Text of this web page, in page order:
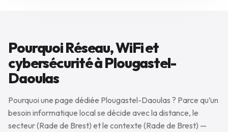
Pourquoi Réseau, WiFi et
cybersécurité à Plougastel-
Daoulas
Pourquoi une page dédiée Plougastel-Daoulas ? Parce qu’un
besoin informatique local se décide avec la distance, le
secteur (Rade de Brest) et le contexte (Rade de Brest) —